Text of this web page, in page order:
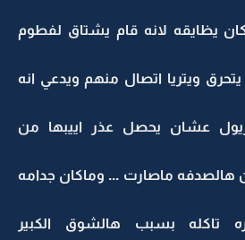
يظايقه لانه قام يشتاق لفطوم
ويتريا اتصال منهم ويدعي انه
عشان يحصل عذر اييبها من
هالصدفه ماصارت ... وماكان جدامه
تاكله بسبب هالشوق الكبير